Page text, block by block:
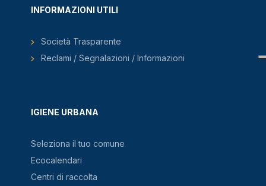
IGIENE URBANA
Seleziona il tuo comune
Ecocalendari
Centri di raccolta
INFORMAZIONI UTILI
Società Trasparente
Reclami / Segnalazioni / Informazioni